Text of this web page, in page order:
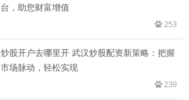
台，助您财富增值
253
炒股开户去哪里开 武汉炒股配资新策略：把握
市场脉动，轻松实现
239